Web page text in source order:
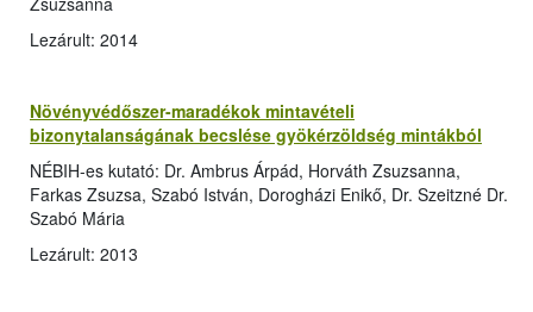
Lezárult: 2014
Növényvédőszer-maradékok mintavételi
bizonytalanságának becslése gyökérzöldség mintákból
NÉBIH-es kutató: Dr. Ambrus Árpád, Horváth Zsuzsanna,
Farkas Zsuzsa, Szabó István, Dorogházi Enikő, Dr. Szeitzné Dr.
Szabó Mária
Lezárult: 2013